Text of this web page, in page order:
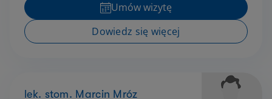
Umów wizytę
Dowiedz się więcej
lek. stom. Marcin Mróz